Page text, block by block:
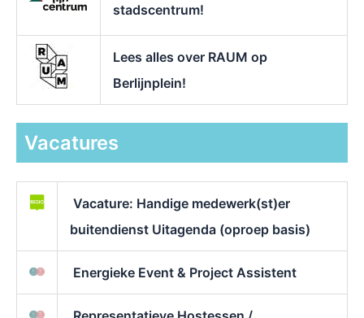
stadscentrum!
Lees alles over RAUM op
Berlijnplein!
Vacatures
Vacature: Handige medewerk(st)er
buitendienst Uitagenda (oproep basis)
Energieke Event & Project Assistent